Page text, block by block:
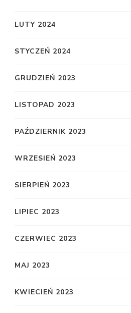
LUTY 2024
STYCZEŃ 2024
GRUDZIEŃ 2023
LISTOPAD 2023
PAŹDZIERNIK 2023
WRZESIEŃ 2023
SIERPIEŃ 2023
LIPIEC 2023
CZERWIEC 2023
MAJ 2023
KWIECIEŃ 2023